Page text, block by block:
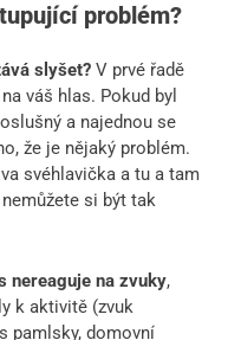
problém?
slyšet? V prvé řadě
váš hlas. Pokud byl
a najednou se
že je nějaký problém.
svéhlavička a tu a tam
si být tak
nereaguje na zvuky,
k aktivitě (zvuk
pamlsky, domovní